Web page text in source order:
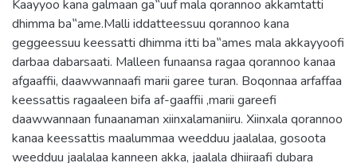
Kaayyoo kana galmaan ga‟uuf mala qorannoo akkamtatti
dhimma ba‟ame.Malli iddatteessuu qorannoo kana
geggeessuu keessatti dhimma itti ba‟ames mala akkayyoofi
darbaa dabarsaati. Malleen funaansa ragaa qorannoo kanaa
afgaaffii, daawwannaafi marii garee turan. Boqonnaa arfaffaa
keessattis ragaaleen bifa af-gaaffii ,marii gareefi
daawwannaan funaanaman xiinxalamaniiru. Xiinxala qorannoo
kanaa keessattis maalummaa weedduu jaalalaa, gosoota
weedduu jaalalaa kanneen akka, jaalala dhiiraafi dubara